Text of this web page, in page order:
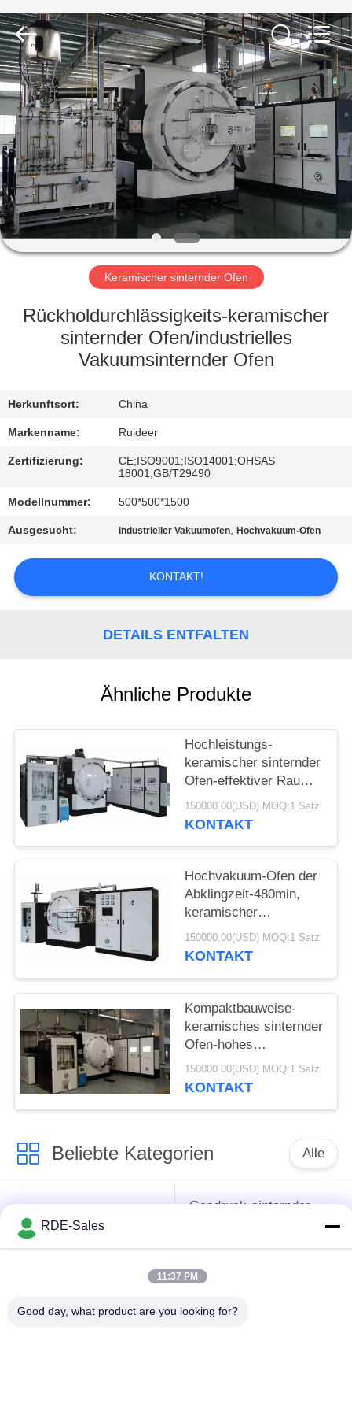
ZU
HAUSE
PRODUKTE
ÜBER
UNS
WERKSBESICHTIGUNG
QUALITÄTSKONTROLLE
MIT
UNS
EIN
ANGEBOT
SITEMAP
DATENSCHUTZRICHTLINIE
Equipment
Manufacturing
Co.,Ltd.
All
Rights
Reserved.
Keramischer sinternder Ofen
Rückholdurchlässigkeits-keramischer
sinternder Ofen/industrielles
Vakuumsinternder Ofen
Herkunftsort: China
Markenname: Ruideer
Zertifizierung:
CE;ISO9001;ISO14001;OHSAS
18001;GB/T29490
Modellnummer: 500*500*1500
Ausgesucht: industrieller Vakuumofen,Hochvakuum-Ofen
KONTAKT!
DETAILS ENTFALTEN
Ähnliche Produkte
Hochleistungs-
keramischer sinternder
Ofen-effektiver Raum
500*500*1800mm
150000.00(USD) MOQ:1 Satz
KONTAKT
Hochvakuum-Ofen der
Abklingzeit-480min,
keramischer
Sintervorgang-Ofen
150000.00(USD) MOQ:1 Satz
KONTAKT
Kompaktbauweise-
keramisches sinternder
Ofen-hohes
Automatisierungs-
Niveau mit
150000.00(USD) MOQ:1 Satz
KONTAKT
Beliebte Kategorien Alle
Sinterhüftenofen
Gasdruck-sinternder
MIM sinternder Ofen
RDE-Sales
11:37 PM
Good day, what product are you looking for?